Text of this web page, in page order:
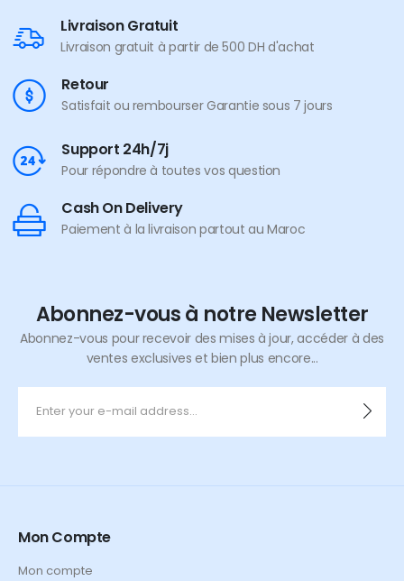
Livraison Gratuit
Livraison gratuit à partir de 500 DH d'achat
Retour
Satisfait ou rembourser Garantie sous 7 jours
Support 24h/7j
Pour répondre à toutes vos question
Cash On Delivery
Paiement à la livraison partout au Maroc
Abonnez-vous à notre Newsletter
Abonnez-vous pour recevoir des mises à jour, accéder à des
ventes exclusives et bien plus encore...
Mon Compte
Mon compte